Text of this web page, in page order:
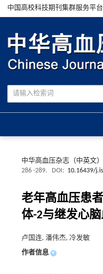
中国高校科技期刊集群服务平台
中华高血压杂志（中英文）
286 -289.
DOI: 10.16439/
老年高血压患
体-2与继发心
卢国连, 潘伟杰, 冷发敏
作者信息 +